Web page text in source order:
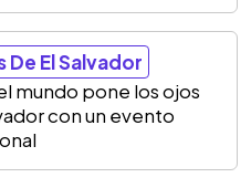
De El Salvador
mundo pone los ojos
con un evento